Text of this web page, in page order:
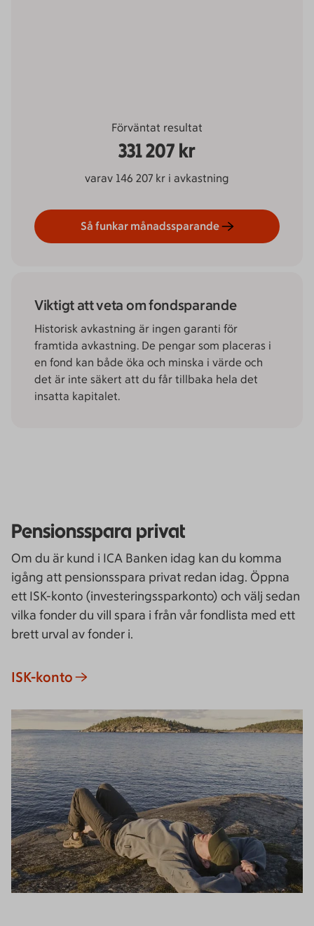
Förväntat resultat
331 207 kr
varav 146 207 kr i avkastning
Så funkar månadssparande
Viktigt att veta om fondsparande
Historisk avkastning är ingen garanti för
framtida avkastning. De pengar som placeras i
en fond kan både öka och minska i värde och
det är inte säkert att du får tillbaka hela det
insatta kapitalet.
Pensionsspara privat
Om du är kund i ICA Banken idag kan du komma
igång att pensionsspara privat redan idag. Öppna
ett ISK-konto (investeringssparkonto) och välj sedan
vilka fonder du vill spara i från vår fondlista med ett
brett urval av fonder i.
ISK-konto